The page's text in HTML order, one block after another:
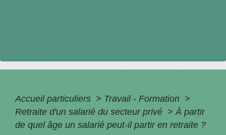
Accueil particuliers > Travail - Formation >
Retraite d'un salarié du secteur privé > À partir
de quel âge un salarié peut-il partir en retraite ?